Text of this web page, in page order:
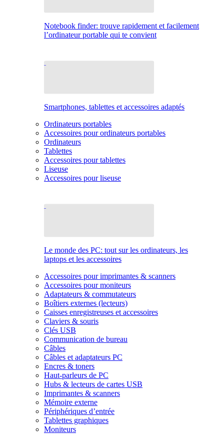
Notebook finder: trouve rapidement et facilement
l’ordinateur portable qui te convient
Smartphones, tablettes et accessoires adaptés
Ordinateurs portables
Accessoires pour ordinateurs portables
Ordinateurs
Tablettes
Accessoires pour tablettes
Liseuse
Accessoires pour liseuse
Le monde des PC: tout sur les ordinateurs, les
laptops et les accessoires
Accessoires pour imprimantes & scanners
Accessoires pour moniteurs
Adaptateurs & commutateurs
Boîtiers externes (lecteurs)
Caisses enregistreuses et accessoires
Claviers & souris
Clés USB
Communication de bureau
Câbles
Câbles et adaptateurs PC
Encres & toners
Haut-parleurs de PC
Hubs & lecteurs de cartes USB
Imprimantes & scanners
Mémoire externe
Périphériques d’entrée
Tablettes graphiques
Moniteurs